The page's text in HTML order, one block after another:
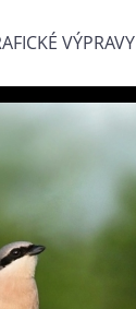
VÝPRAVY